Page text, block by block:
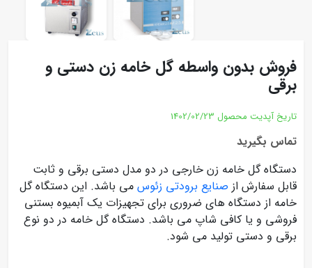
فروش بدون واسطه گل خامه زن دستی و
برقی
تاریخ آپدیت محصول 1402/02/23
تماس بگیرید
دستگاه گل خامه زن خارجی در دو مدل دستی برقی و ثابت
قابل سفارش از صنایع برودتی زئوس می باشد. این دستگاه گل
خامه از دستگاه های ضروری برای تجهیزات یک آبمیوه بستنی
فروشی و یا کافی شاپ می باشد. دستگاه گل خامه در دو نوع
برقی و دستی تولید می شود.